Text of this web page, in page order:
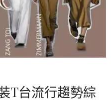
T台流行趨勢綜